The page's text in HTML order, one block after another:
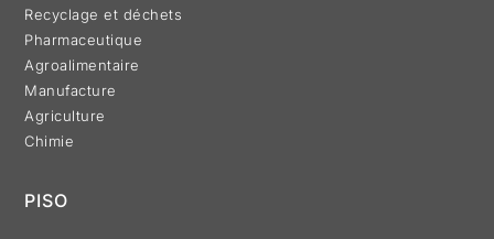
Recyclage et déchets
Pharmaceutique
Agroalimentaire
Manufacture
Agriculture
Chimie
PISO